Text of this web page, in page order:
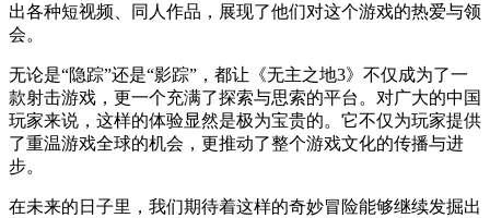
出各种短视频、同人作品，展现了他们对这个游戏的热爱与领
会。
无论是“隐踪”还是“影踪”，都让《无主之地3》不仅成为了一
款射击游戏，更一个充满了探索与思索的平台。对广大的中国
玩家来说，这样的体验显然是极为宝贵的。它不仅为玩家提供
了重温游戏全球的机会，更推动了整个游戏文化的传播与进
步。
在未来的日子里，我们期待着这样的奇妙冒险能够继续发掘出